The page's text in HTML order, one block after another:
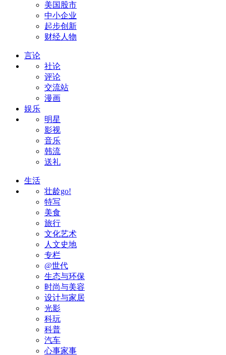
美国股市
中小企业
起步创新
财经人物
言论
社论
评论
交流站
漫画
娱乐
明星
影视
音乐
韩流
送礼
生活
壮龄go!
特写
美食
旅行
文化艺术
人文史地
专栏
@世代
生态与环保
时尚与美容
设计与家居
光影
科玩
科普
汽车
心事家事